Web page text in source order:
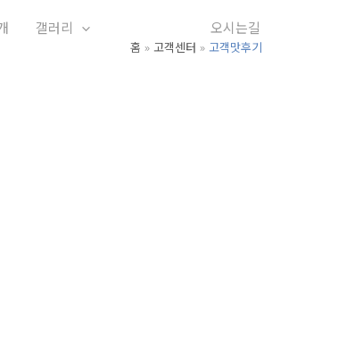
갤러리 오시는길
홈 고객센터 고객맛후기